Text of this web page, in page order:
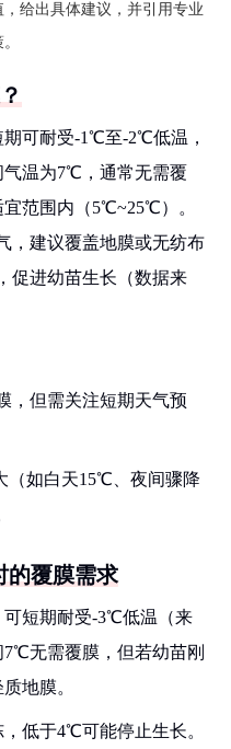
给出具体建议，并引用专业
可耐受-1℃至-2℃低温，
温为7℃，通常无需覆
范围内（5℃~25℃）。
，建议覆盖地膜或无纺布
促进幼苗生长（数据来
，但需关注短期天气预
（如白天15℃、夜间骤降
的覆膜需求
可短期耐受-3℃低温（来
无需覆膜，但若幼苗刚
地膜。
低于4℃可能停止生长。